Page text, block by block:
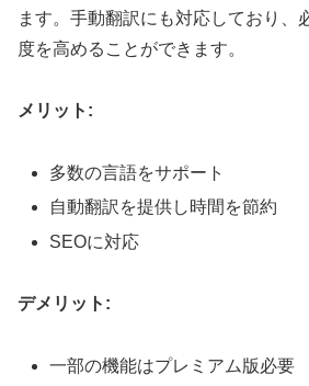
ます。手動翻訳にも対応しており、
度を高めることができます。
メリット:
多数の言語をサポート
自動翻訳を提供し時間を節約
SEOに対応
デメリット:
一部の機能はプレミアム版必要